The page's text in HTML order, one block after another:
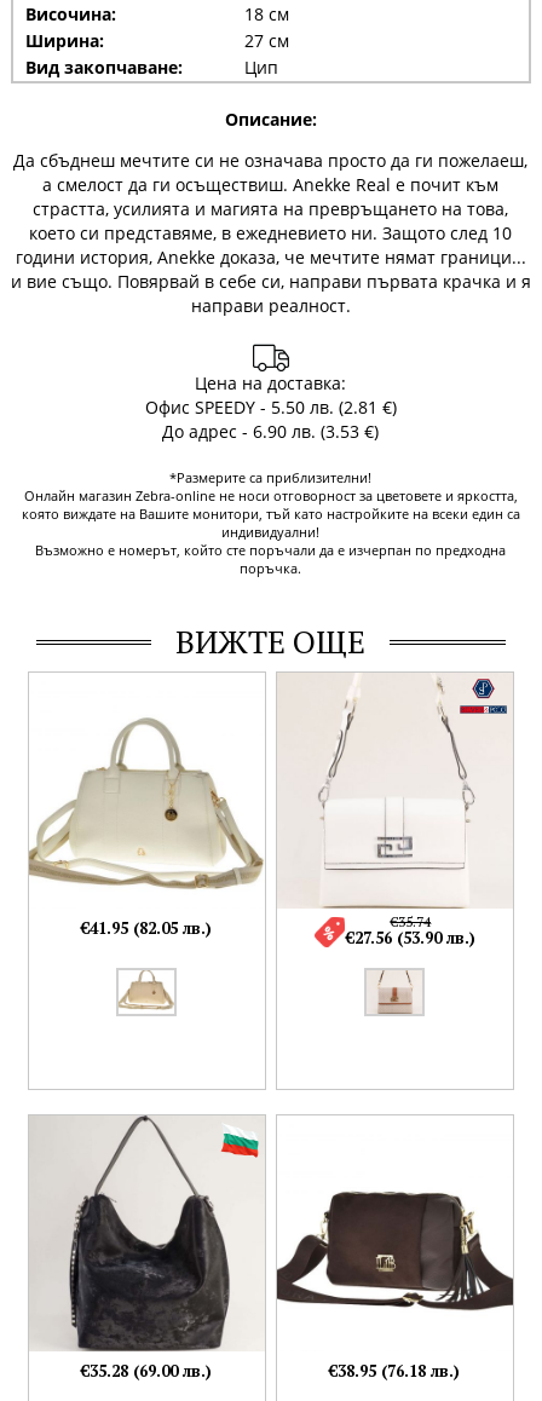
Височина:
18 см
Ширина:
27 см
Вид закопчаване:
Цип
Описание:
Да сбъднеш мечтите си не означава просто да ги пожелаеш,
а смелост да ги осъществиш. Anekke Real е почит към
страстта, усилията и магията на превръщането на това,
което си представяме, в ежедневието ни. Защото след 10
години история, Anekke доказа, че мечтите нямат граници...
и вие също. Повярвай в себе си, направи първата крачка и я
направи реалност.
Цена на доставка:
Офис SPEEDY - 5.50 лв. (2.81 €)
До адрес - 6.90 лв. (3.53 €)
*Размерите са приблизителни!
Онлайн магазин Zebra-online не носи отговорност за цветовете и яркостта,
която виждате на Вашите монитори, тъй като настройките на всеки един са
индивидуални!
Възможно е номерът, който сте поръчали да е изчерпан по предходна
поръчка.
ВИЖТЕ ОЩЕ
€41.95 (82.05 лв.) €35.74
€27.56 (53.90 лв.)
€35.28 (69.00 лв.) €38.95 (76.18 лв.)